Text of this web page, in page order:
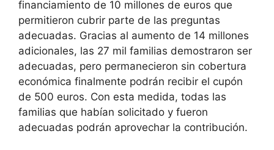
financiamiento de 10 millones de euros que
permitieron cubrir parte de las preguntas
adecuadas. Gracias al aumento de 14 millones
adicionales, las 27 mil familias demostraron ser
adecuadas, pero permanecieron sin cobertura
económica finalmente podrán recibir el cupón
de 500 euros. Con esta medida, todas las
familias que habían solicitado y fueron
adecuadas podrán aprovechar la contribución.